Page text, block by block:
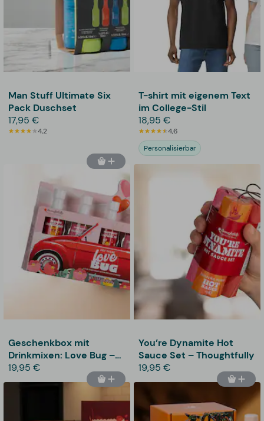
Man Stuff Ultimate Six
Pack Duschset
17,95 €
4,2
T-shirt mit eigenem Text
im College-Stil
18,95 €
4,6
Personalisierbar
Geschenkbox mit
Drinkmixen: Love Bug –
Thoughtfully
19,95 €
You’re Dynamite Hot
Sauce Set – Thoughtfully
19,95 €